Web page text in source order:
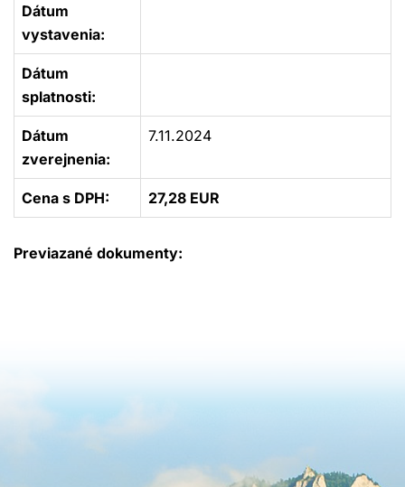
Dátum
vystavenia:
Dátum
splatnosti:
Dátum
zverejnenia:
7.11.2024
Cena s DPH: 27,28 EUR
Previazané dokumenty: